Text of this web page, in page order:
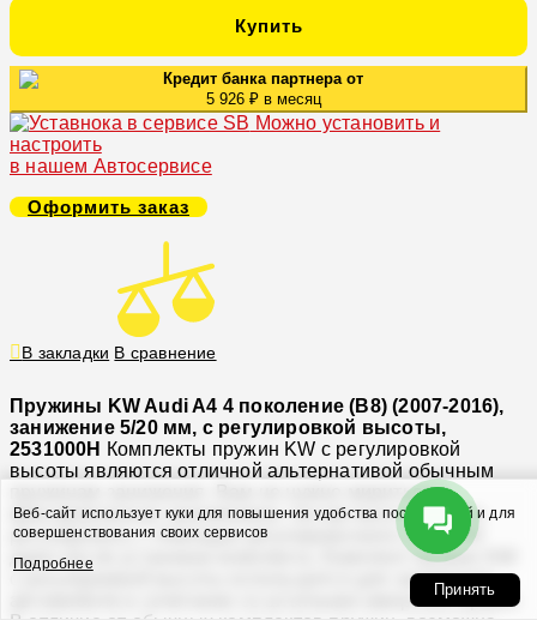
Купить
Кредит банка партнера от
5 926 ₽ в месяц
Можно установить и
настроить
в нашем Автосервисе
Оформить заказ
В закладки В сравнение
Пружины KW Audi A4 4 поколение (B8) (2007-2016),
занижение 5/20 мм, с регулировкой высоты,
2531000H Комплекты пружин KW с регулировкой
высоты являются отличной альтернативой обычным
пружинам занижения. Вам не нужно мириться с
фиксированным занижением, так как высоту можно
регулировать с помощью регулировочного узла KW
даже после установки комплекта. Комплект пружин KW
с регулировкой высоты используется для занижения
автомобиля в сочетании со штатными амортизаторами.
Веб-сайт использует куки для повышения удобства посетителей и для
совершенствования своих сервисов
Подробнее
Принять